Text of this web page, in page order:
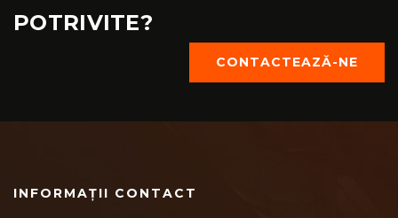
POTRIVITE?
CONTACTEAZĂ-NE
INFORMAȚII CONTACT